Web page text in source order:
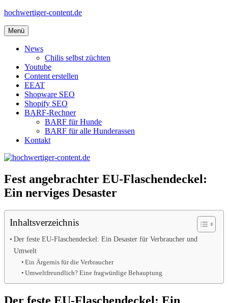
Zum
springen
hochwertiger-content.de
Menü
News
Chilis selbst züchten
Youtube
Content erstellen
EEAT
Shopware SEO
Shopify SEO
BARF-Rechner
BARF für Hunde
BARF für alle Hunderassen
Kontakt
Fest angebrachter EU-Flaschendeckel:
Ein nerviges Desaster
Inhaltsverzeichnis
Der feste EU-Flaschendeckel: Ein Desaster für Verbraucher und
Umwelt
Ein Ärgernis für die Verbraucher
Umweltfreundlich? Eine fragwürdige Behauptung
Der feste EU-Flaschendeckel: Ein